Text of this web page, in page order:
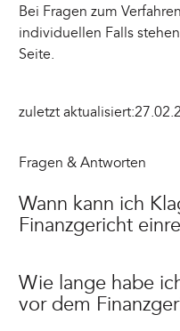
Bei Fragen zum
individuellen Falls
Seite.
zuletzt aktualisiert:
Fragen & Antworten
Wann kann ich
Finanzgericht
Wie lange habe
vor dem